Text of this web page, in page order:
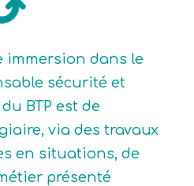
immersion dans le
sécurité et
BTP est de
via des travaux
en situations, de
présenté